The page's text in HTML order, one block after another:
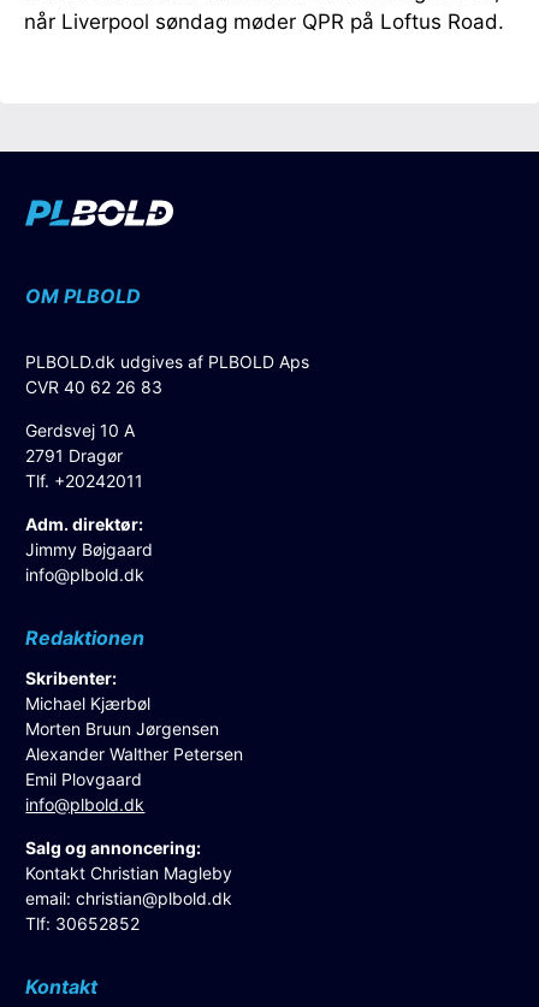
når Liverpool søndag møder QPR på Loftus Road.
OM PLBOLD
PLBOLD.dk udgives af PLBOLD Aps
CVR 40 62 26 83
Gerdsvej 10 A
2791 Dragør
Tlf. +20242011
Adm. direktør:
Jimmy Bøjgaard
info@plbold.dk
Redaktionen
Skribenter:
Michael Kjærbøl
Morten Bruun Jørgensen
Alexander Walther Petersen
Emil Plovgaard
info@plbold.dk
Salg og annoncering:
Kontakt Christian Magleby
email:christian@plbold.dk
Tlf: 30652852
Kontakt